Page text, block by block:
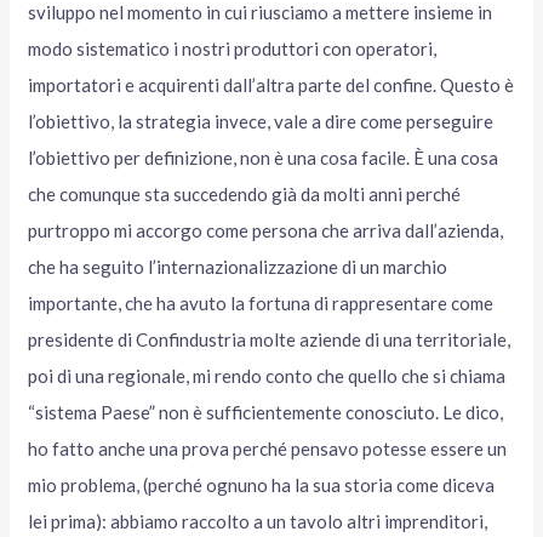
sviluppo nel momento in cui riusciamo a mettere insieme in
modo sistematico i nostri produttori con operatori,
importatori e acquirenti dall’altra parte del confine. Questo è
l’obiettivo, la strategia invece, vale a dire come perseguire
l’obiettivo per definizione, non è una cosa facile. È una cosa
che comunque sta succedendo già da molti anni perché
purtroppo mi accorgo come persona che arriva dall’azienda,
che ha seguito l’internazionalizzazione di un marchio
importante, che ha avuto la fortuna di rappresentare come
presidente di Confindustria molte aziende di una territoriale,
poi di una regionale, mi rendo conto che quello che si chiama
“sistema Paese” non è sufficientemente conosciuto. Le dico,
ho fatto anche una prova perché pensavo potesse essere un
mio problema, (perché ognuno ha la sua storia come diceva
lei prima): abbiamo raccolto a un tavolo altri imprenditori,